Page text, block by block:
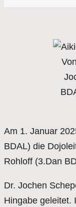
Am 1. Januar
BDAL) die
Rohloff (3.Dan
Dr. Jochen
Hingabe geleitet.